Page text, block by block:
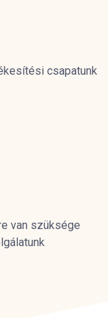
csapatunk
van szüksége